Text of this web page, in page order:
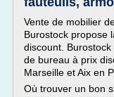
Vente de mobilier
Burostock propose
discount.
de bureau à prix
Marseille et Aix en
Où trouver un bon